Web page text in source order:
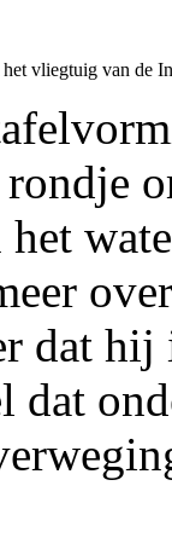
vliegtuig van de
het
dat hij
dat